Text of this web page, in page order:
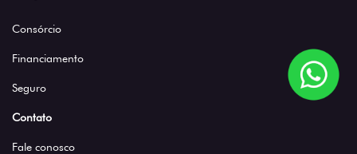
Consórcio
Financiamento
Seguro
Contato
Fale conosco